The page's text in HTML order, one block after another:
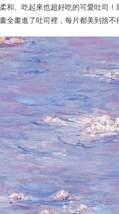
和、吃起來也超好吃的可愛吐司
全畫進了吐司裡，每片都美到捨不